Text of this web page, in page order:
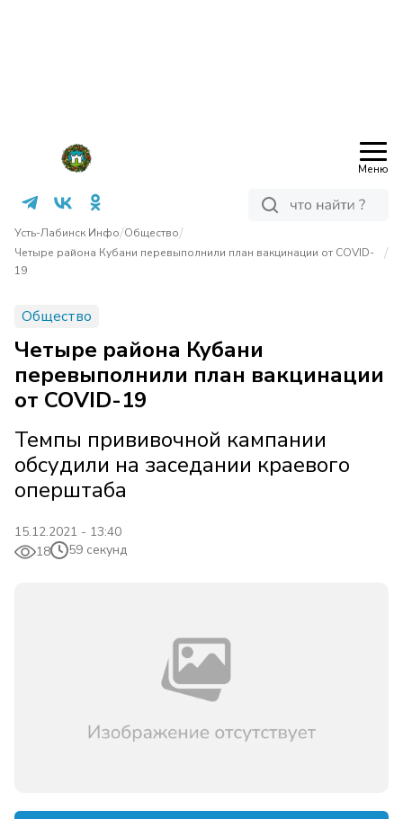
Меню
Усть-Лабинск Инфо/Общество/
Четыре района Кубани перевыполнили план вакцинации от COVID-
19
/
Общество
Четыре района Кубани
перевыполнили план вакцинации
от COVID-19
Темпы прививочной кампании
обсудили на заседании краевого
оперштаба
15.12.2021 - 13:40
18
59 секунд